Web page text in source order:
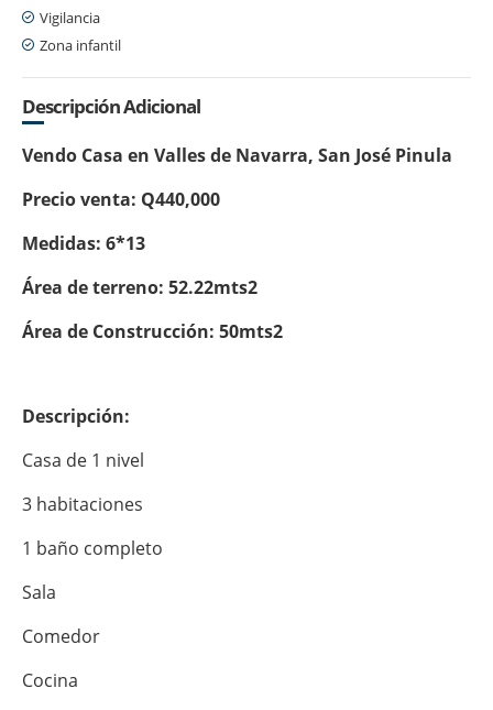
Vigilancia
Zona infantil
Descripción Adicional
Vendo Casa en Valles de Navarra, San José Pinula
Precio venta: Q440,000
Medidas: 6*13
Área de terreno: 52.22mts2
Área de Construcción: 50mts2
Descripción:
Casa de 1 nivel
3 habitaciones
1 baño completo
Sala
Comedor
Cocina